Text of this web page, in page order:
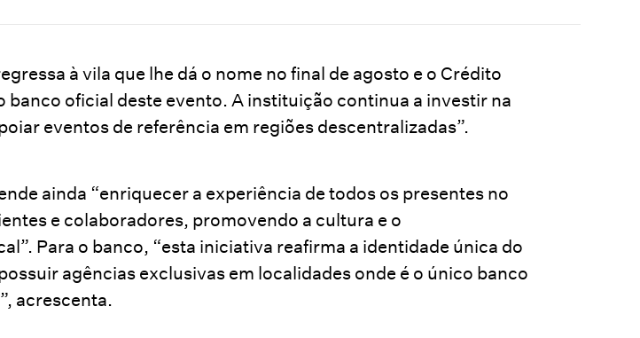
à vila que lhe dá o nome no final de agosto e o Crédito
banco oficial deste evento. A instituição continua a investir na
eventos de referência em regiões descentralizadas”.
ainda “enriquecer a experiência de todos os presentes no
e colaboradores, promovendo a cultura e o
Para o banco, “esta iniciativa reafirma a identidade única do
agências exclusivas em localidades onde é o único banco
acrescenta.